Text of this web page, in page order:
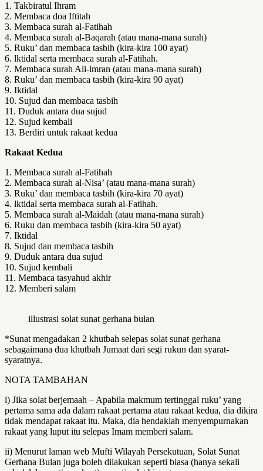
1. Takbiratul Ihram
2. Membaca doa Iftitah
3. Membaca surah al-Fatihah
4. Membaca surah al-Baqarah (atau mana-mana surah)
5. Ruku’ dan membaca tasbih (kira-kira 100 ayat)
6. lktidal serta membaca surah al-Fatihah.
7. Membaca surah Ali-lmran (atau mana-mana surah)
8. Ruku’ dan membaca tasbih (kira-kira 90 ayat)
9. Iktidal
10. Sujud dan membaca tasbih
11. Duduk antara dua sujud
12. Sujud kembali
13. Berdiri untuk rakaat kedua
Rakaat Kedua
1. Membaca surah al-Fatihah
2. Membaca surah al-Nisa’ (atau mana-mana surah)
3. Ruku’ dan membaca tasbih (kira-kira 70 ayat)
4. lktidal serta membaca surah al-Fatihah.
5. Membaca surah al-Maidah (atau mana-mana surah)
6. Ruku dan membaca tasbih (kira-kira 50 ayat)
7. Iktidal
8. Sujud dan membaca tasbih
9. Duduk antara dua sujud
10. Sujud kembali
11. Membaca tasyahud akhir
12. Memberi salam
illustrasi solat sunat gerhana bulan
*Sunat mengadakan 2 khutbah selepas solat sunat gerhana
sebagaimana dua khutbah Jumaat dari segi rukun dan syarat-
syaratnya.
NOTA TAMBAHAN
i) Jika solat berjemaah – Apabila makmum tertinggal ruku’ yang
pertama sama ada dalam rakaat pertama atau rakaat kedua, dia dikira
tidak mendapat rakaat itu. Maka, dia hendaklah menyempurnakan
rakaat yang luput itu selepas Imam memberi salam.
ii) Menurut laman web Mufti Wilayah Persekutuan, Solat Sunat
Gerhana Bulan juga boleh dilakukan seperti biasa (hanya sekali